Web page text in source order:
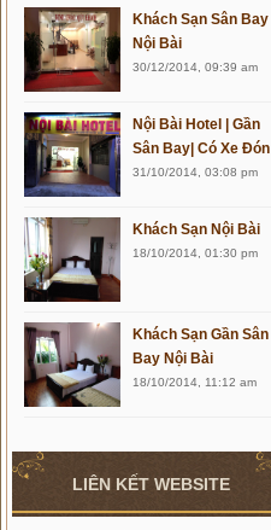
Khách Sạn Sân Bay
Nội Bài
30/12/2014, 09:39 am
Nội Bài Hotel | Gần
Sân Bay| Có Xe Đón
31/10/2014, 03:08 pm
Khách Sạn Nội Bài
18/10/2014, 01:30 pm
Khách Sạn Gần Sân
Bay Nội Bài
18/10/2014, 11:12 am
LIÊN KẾT WEBSITE